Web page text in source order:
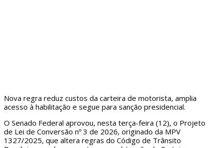
Nova regra reduz custos da carteira de motorista, amplia
acesso à habilitação e segue para sanção presidencial.
O Senado Federal aprovou, nesta terça-feira (12), o Projeto
de Lei de Conversão nº 3 de 2026, originado da MPV
1327/2025, que altera regras do Código de Trânsito